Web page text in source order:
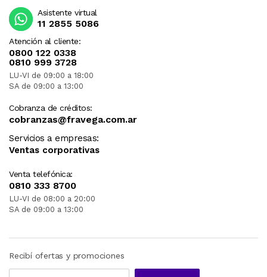
Atención al cliente:
0800 122 0338
0810 999 3728
LU-VI de 09:00 a 18:00
SA de 09:00 a 13:00
Cobranza de créditos:
cobranzas@fravega.com.ar
Servicios a empresas:
Ventas corporativas
Venta telefónica:
0810 333 8700
LU-VI de 08:00 a 20:00
SA de 09:00 a 13:00
Asistente virtual
11 2855 5086
Recibí ofertas y promociones